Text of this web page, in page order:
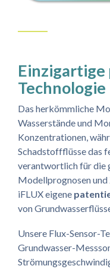
Technologie
Das herkömmliche
Wasserstände und
Konzentrationen,
Schadstoffflüsse das
verantwortlich für die
Modellprognosen
iFLUX eigene
von
Unsere Flux-Sensor-
Grundwasser-